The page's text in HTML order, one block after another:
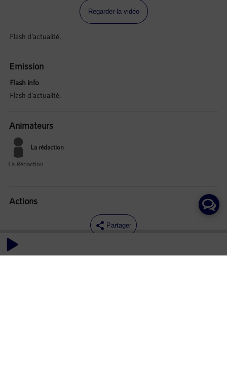
Regarder la vidéo
Flash d'actualité.
Emission
Flash info
Flash d'actualité.
Animateurs
La rédaction
La Rédaction
Actions
Partager
Commentaires